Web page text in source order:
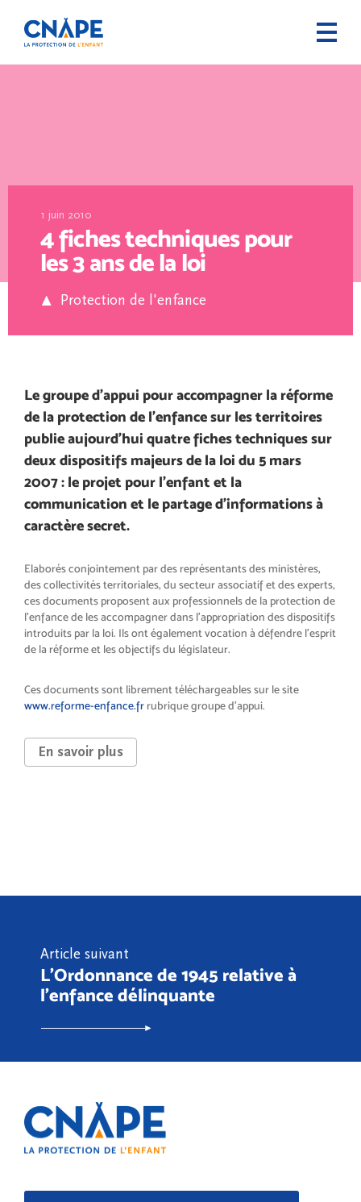
1 juin 2010
4 fiches techniques pour
les 3 ans de la loi
Protection de l'enfance
Le groupe d’appui pour accompagner la réforme
de la protection de l’enfance sur les territoires
publie aujourd’hui quatre fiches techniques sur
deux dispositifs majeurs de la loi du 5 mars
2007 : le projet pour l’enfant et la
communication et le partage d’informations à
caractère secret.
Elaborés conjointement par des représentants des ministères,
des collectivités territoriales, du secteur associatif et des experts,
ces documents proposent aux professionnels de la protection de
l’enfance de les accompagner dans l’appropriation des dispositifs
introduits par la loi. Ils ont également vocation à défendre l’esprit
de la réforme et les objectifs du législateur.
Ces documents sont librement téléchargeables sur le site
www.reforme-enfance.fr rubrique groupe d’appui.
En savoir plus
Article suivant
L'Ordonnance de 1945 relative à
l'enfance délinquante